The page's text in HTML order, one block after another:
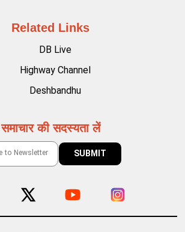
Related Links
DB Live
Highway Channel
Deshbandhu
समाचार की सदस्यता लें